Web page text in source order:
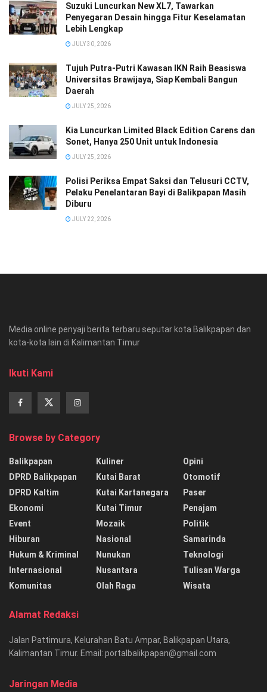
Suzuki Luncurkan New XL7, Tawarkan
Penyegaran Desain hingga Fitur Keselamatan
Lebih Lengkap
JULY 30, 2026
Tujuh Putra-Putri Kawasan IKN Raih Beasiswa
Universitas Brawijaya, Siap Kembali Bangun
Daerah
JULY 25, 2026
Kia Luncurkan Limited Black Edition Carens dan
Sonet, Hanya 250 Unit untuk Indonesia
JULY 25, 2026
Polisi Periksa Empat Saksi dan Telusuri CCTV,
Pelaku Penelantaran Bayi di Balikpapan Masih
Diburu
JULY 22, 2026
Media online penyaji berita terbaru seputar kota Balikpapan dan
kota-kota lain di Kalimantan Timur
Ikuti Kami
Browse by Category
Balikpapan
DPRD Balikpapan
DPRD Kaltim
Ekonomi
Event
Hiburan
Hukum & Kriminal
Internasional
Komunitas
Kuliner
Kutai Barat
Kutai Kartanegara
Kutai Timur
Mozaik
Nasional
Nunukan
Nusantara
Olah Raga
Opini
Otomotif
Paser
Penajam
Politik
Samarinda
Teknologi
Tulisan Warga
Wisata
Alamat Redaksi
Jalan Pattimura, Kelurahan Batu Ampar, Balikpapan Utara,
Kalimantan Timur. Email: portalbalikpapan@gmail.com
Jaringan Media